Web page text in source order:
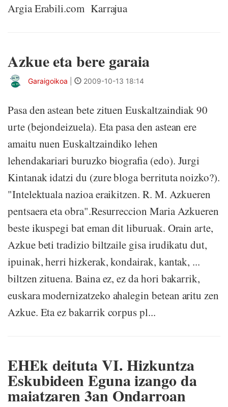
Argia Erabili.com Karrajua
Azkue eta bere garaia
Garaigoikoa 2009-10-13 18:14
Pasa den astean bete zituen Euskaltzaindiak 90
urte (bejondeizuela). Eta pasa den astean ere
amaitu nuen Euskaltzaindiko lehen
lehendakariari buruzko biografia (edo). Jurgi
Kintanak idatzi du (zure bloga berrituta noizko?).
"Intelektuala nazioa eraikitzen. R. M. Azkueren
pentsaera eta obra".Resurreccion Maria Azkueren
beste ikuspegi bat eman dit liburuak. Orain arte,
Azkue beti tradizio biltzaile gisa irudikatu dut,
ipuinak, herri hizkerak, kondairak, kantak, ...
biltzen zituena. Baina ez, ez da hori bakarrik,
euskara modernizatzeko ahalegin betean aritu zen
Azkue. Eta ez bakarrik corpus pl...
EHEk deituta VI. Hizkuntza
Eskubideen Eguna izango da
maiatzaren 3an Ondarroan